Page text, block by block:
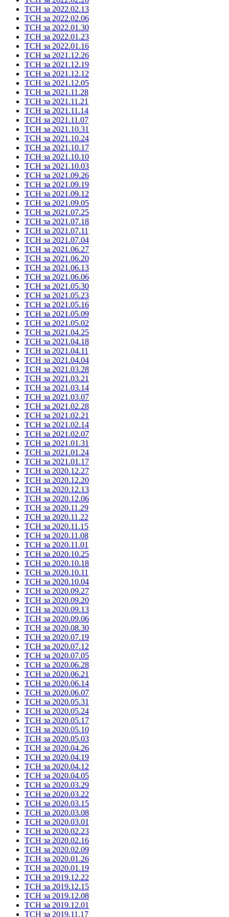
ТСН за 2022.02.13
ТСН за 2022.02.06
ТСН за 2022.01.30
ТСН за 2022.01.23
ТСН за 2022.01.16
ТСН за 2021.12.26
ТСН за 2021.12.19
ТСН за 2021.12.12
ТСН за 2021.12.05
ТСН за 2021.11.28
ТСН за 2021.11.21
ТСН за 2021.11.14
ТСН за 2021.11.07
ТСН за 2021.10.31
ТСН за 2021.10.24
ТСН за 2021.10.17
ТСН за 2021.10.10
ТСН за 2021.10.03
ТСН за 2021.09.26
ТСН за 2021.09.19
ТСН за 2021.09.12
ТСН за 2021.09.05
ТСН за 2021.07.25
ТСН за 2021.07.18
ТСН за 2021.07.11
ТСН за 2021.07.04
ТСН за 2021.06.27
ТСН за 2021.06.20
ТСН за 2021.06.13
ТСН за 2021.06.06
ТСН за 2021.05.30
ТСН за 2021.05.23
ТСН за 2021.05.16
ТСН за 2021.05.09
ТСН за 2021.05.02
ТСН за 2021.04.25
ТСН за 2021.04.18
ТСН за 2021.04.11
ТСН за 2021.04.04
ТСН за 2021.03.28
ТСН за 2021.03.21
ТСН за 2021.03.14
ТСН за 2021.03.07
ТСН за 2021.02.28
ТСН за 2021.02.21
ТСН за 2021.02.14
ТСН за 2021.02.07
ТСН за 2021.01.31
ТСН за 2021.01.24
ТСН за 2021.01.17
ТСН за 2020.12.27
ТСН за 2020.12.20
ТСН за 2020.12.13
ТСН за 2020.12.06
ТСН за 2020.11.29
ТСН за 2020.11.22
ТСН за 2020.11.15
ТСН за 2020.11.08
ТСН за 2020.11.01
ТСН за 2020.10.25
ТСН за 2020.10.18
ТСН за 2020.10.11
ТСН за 2020.10.04
ТСН за 2020.09.27
ТСН за 2020.09.20
ТСН за 2020.09.13
ТСН за 2020.09.06
ТСН за 2020.08.30
ТСН за 2020.07.19
ТСН за 2020.07.12
ТСН за 2020.07.05
ТСН за 2020.06.28
ТСН за 2020.06.21
ТСН за 2020.06.14
ТСН за 2020.06.07
ТСН за 2020.05.31
ТСН за 2020.05.24
ТСН за 2020.05.17
ТСН за 2020.05.10
ТСН за 2020.05.03
ТСН за 2020.04.26
ТСН за 2020.04.19
ТСН за 2020.04.12
ТСН за 2020.04.05
ТСН за 2020.03.29
ТСН за 2020.03.22
ТСН за 2020.03.15
ТСН за 2020.03.08
ТСН за 2020.03.01
ТСН за 2020.02.23
ТСН за 2020.02.16
ТСН за 2020.02.09
ТСН за 2020.01.26
ТСН за 2020.01.19
ТСН за 2019.12.22
ТСН за 2019.12.15
ТСН за 2019.12.08
ТСН за 2019.12.01
ТСН за 2019.11.17